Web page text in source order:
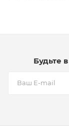
Будьте